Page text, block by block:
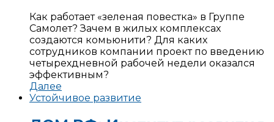
Как работает «зеленая повестка» в Группе
Самолет? Зачем в жилых комплексах
создаются комьюнити? Для каких
сотрудников компании проект по введению
четырехдневной рабочей недели оказался
эффективным?
Далее
Устойчивое развитие